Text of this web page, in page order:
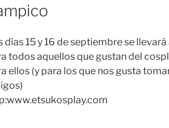
días 15 y 16 de septiembre se llevará
todos aquellos que gustan del
ellos (y para los que nos gusta